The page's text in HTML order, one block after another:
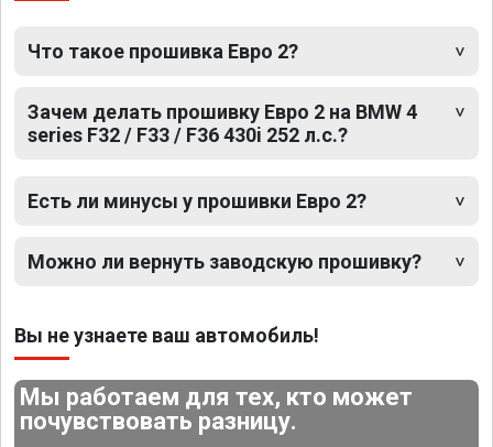
Что такое прошивка Евро 2?
Зачем делать прошивку Евро 2 на BMW 4
series F32 / F33 / F36 430i 252 л.с.?
Есть ли минусы у прошивки Евро 2?
Можно ли вернуть заводскую прошивку?
Вы не узнаете ваш автомобиль!
Мы работаем для тех, кто может
почувствовать разницу.